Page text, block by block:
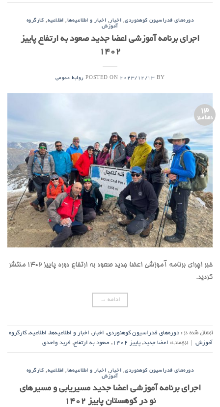
دوره‌های فدراسیون کوهنوردی, اخبار, اخبار و اطلاعیه‌ها, اطلاعیه, کارگروه
آموزش
اجرای برنامه آموزشی اعضا جدید صعود به ارتفاع پاییز
1402
POSTED ON 2023/12/13 BY روابط عمومی
13
دسامبر
خبر اچرای برنامه آموزشی اعضا جدید صعود به ارتفاع دوره پاییز 1402 منتشر
گردید.
ادامه →
ارسال شده در : دوره‌های فدراسیون کوهنوردی, اخبار , اخبار و اطلاعیه‌ها, اطلاعیه, کارگروه
آموزش
برچسب: اعضا جدید, پاییز 1402 , صعود به ارتفاع, فرید واحدی
دوره‌های فدراسیون کوهنوردی, اخبار, اخبار و اطلاعیه‌ها, اطلاعیه, کارگروه
آموزش
اجرای برنامه آموزشی اعضا جدید مسیریابی و مسیرهای
نو در کوهستان پاییز 1402